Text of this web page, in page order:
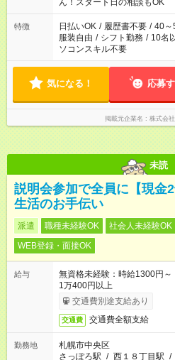
ん！スタート日の相談もOK
特徴 日払いOK / 履歴書不要 / 40～
服装自由 / シフト勤務 / 10名
ソコンスキル不要
気になる！ 応募
掲載元企業名 株式会
未読
説明会参加で全員に【現金
生活のお手伝い
派遣 職種未経験OK 社会人未経験OK
WEB登録・面接OK
給与
無資格未経験：時給1300
1万400円以上
交通費別途支給あり
交通費 交通費全額支給
勤務地
札幌市中央区
さっぽろ駅 / 西１８丁目駅 /